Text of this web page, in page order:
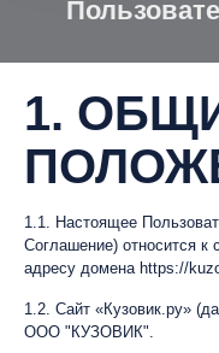
1.
1.1. Настоящее
Соглашение) относится к
адресу домена https://
1.2. Сайт «Кузовик.ру»
ООО "КУЗОВИК".